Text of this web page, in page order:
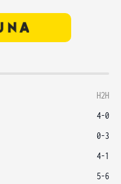
H2H
4-0
0-3
4-1
5-6